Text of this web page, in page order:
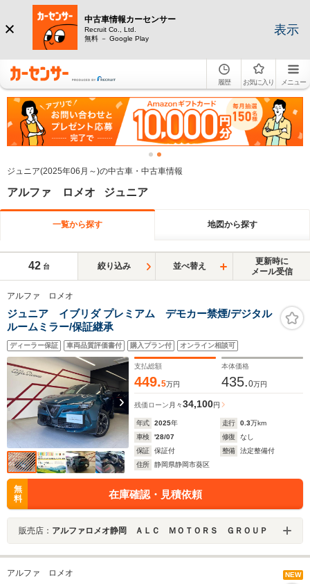
中古車情報カーセンサー
Recruit Co., Ltd.
無料 － Google Play
表示
履歴 お気に入り メニュー
ジュニア(2025年06月～)の中古車・中古車情報
アルファ ロメオ ジュニア
一覧から探す 地図から探す
42 台 絞り込み 並べ替え
更新時に
メール受信
アルファ ロメオ
ジュニア イブリダ プレミアム デモカー禁煙/デジタル
ルームミラー/保証継承
ディーラー保証 車両品質評価書付 購入プラン付 オンライン相談可
支払総額
449.5万円
本体価格
435.0万円
残価ローン 月々34,100円
年式 2025年 走行 0.3万km
車検
'28/07 修復
なし
保証
保証付 整備
法定整備付
住所
静岡県静岡市葵区
無
料
在庫確認・見積依頼
販売店： アルファロメオ静岡 ＡＬＣ ＭＯＴＯＲＳ ＧＲＯＵＰ
アルファ ロメオ NEW